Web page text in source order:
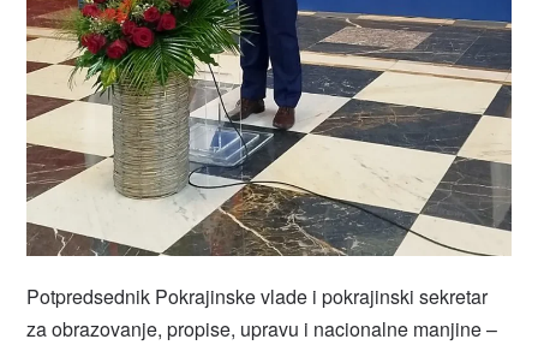
Potpredsednik Pokrajinske vlade i pokrajinski sekretar
za obrazovanje, propise, upravu i nacionalne manjine –